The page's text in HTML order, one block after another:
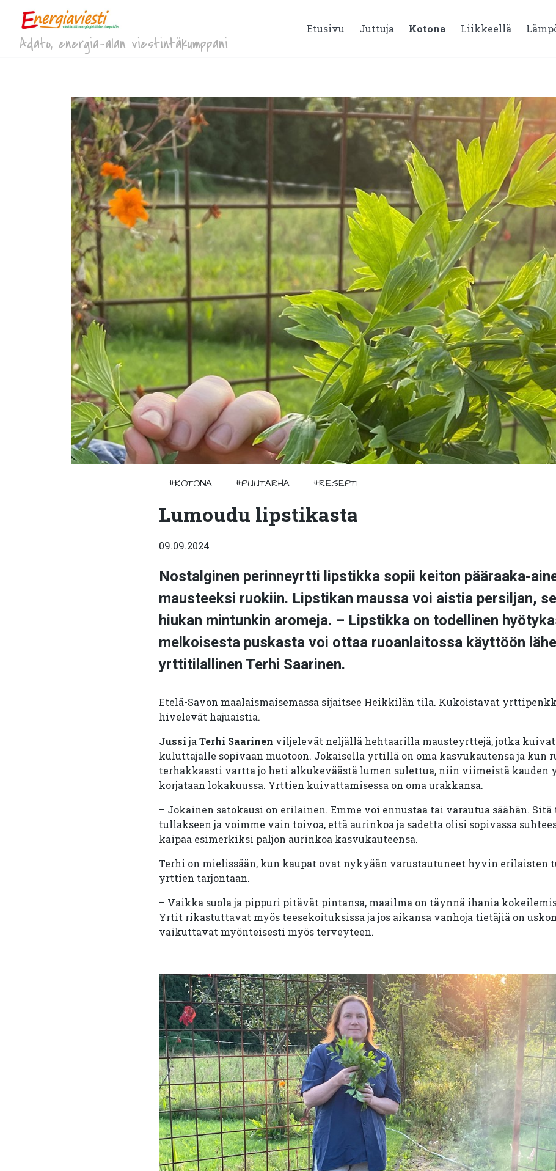
Adato, energia-alan viestintäkumppani
Etusivu Juttuja Kotona Liikkeellä
#KOTONA #PUUTARHA #RESEPTI
Lumoudu lipstikasta
09.09.2024
Nostalginen perinneyrtti lipstikka sopii keiton pääraaka-
mausteeksi ruokiin. Lipstikan maussa voi aistia persiljan,
hiukan mintunkin aromeja. – Lipstikka on todellinen
melkoisesta puskasta voi ottaa ruoanlaitossa käyttöön
yrttitilallinen Terhi Saarinen.
Etelä-Savon maalaismaisemassa sijaitsee Heikkilän tila. Kukoistavat
hivelevät hajuaistia.
Jussija Terhi Saarinen viljelevät neljällä hehtaarilla mausteyrttejä, jotka
kuluttajalle sopivaan muotoon. Jokaisella yrtillä on oma kasvukautensa ja kun
terhakkaasti vartta jo heti alkukeväästä lumen sulettua, niin viimeistä kauden
korjataan lokakuussa. Yrttien kuivattamisessa on oma urakkansa.
– Jokainen satokausi on erilainen. Emme voi ennustaa tai varautua säähän.
tullakseen ja voimme vain toivoa, että aurinkoa ja sadetta olisi sopivassa
kaipaa esimerkiksi paljon aurinkoa kasvukauteensa.
Terhi on mielissään, kun kaupat ovat nykyään varustautuneet hyvin erilaisten
yrttien tarjontaan.
– Vaikka suola ja pippuri pitävät pintansa, maailma on täynnä ihania
Yrtit rikastuttavat myös teesekoituksissa ja jos aikansa vanhoja tietäjiä on
vaikuttavat myönteisesti myös terveyteen.